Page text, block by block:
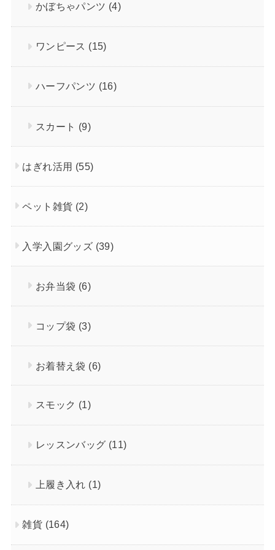
かぼちゃパンツ (4)
ワンピース (15)
ハーフパンツ (16)
スカート (9)
はぎれ活用 (55)
ペット雑貨 (2)
入学入園グッズ (39)
お弁当袋 (6)
コップ袋 (3)
お着替え袋 (6)
スモック (1)
レッスンバッグ (11)
上履き入れ (1)
雑貨 (164)